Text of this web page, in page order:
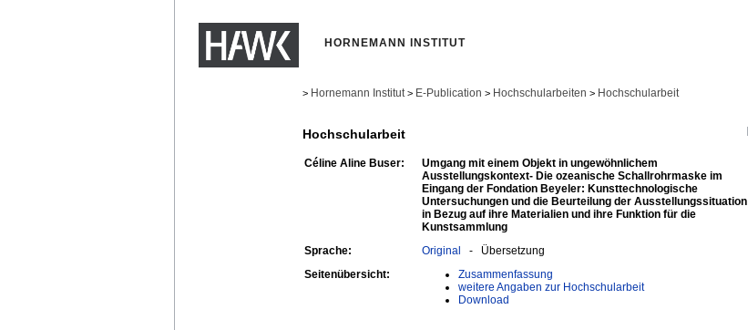
HORNEMANN INSTITUT
> Hornemann Institut > E-Publication > Hochschularbeiten > Hochschularbeit
Hochschularbeit
Céline Aline Buser:
Umgang mit einem Objekt in ungewöhnlichem
Ausstellungskontext- Die ozeanische Schallrohrmaske im
Eingang der Fondation Beyeler: Kunsttechnologische
Untersuchungen und die Beurteilung der Ausstellungssituation
in Bezug auf ihre Materialien und ihre Funktion für die
Kunstsammlung
Sprache: Original - Übersetzung
Seitenübersicht:
Zusammenfassung
weitere Angaben zur Hochschularbeit
Download